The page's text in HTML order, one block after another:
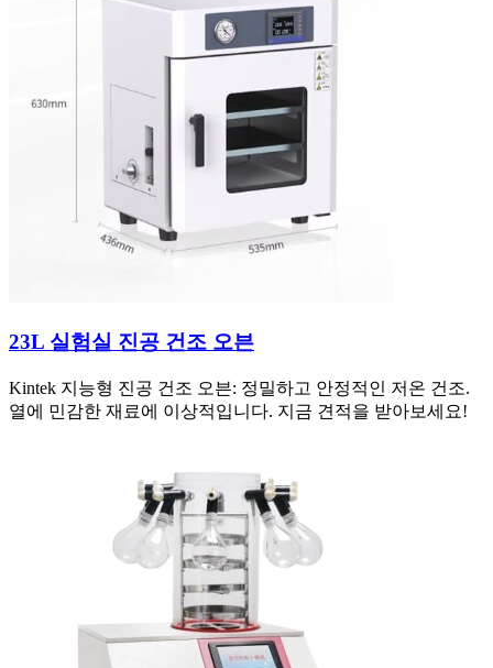
23L 실험실 진공 건조 오븐
Kintek 지능형 진공 건조 오븐: 정밀하고 안정적인 저온 건조.
열에 민감한 재료에 이상적입니다. 지금 견적을 받아보세요!